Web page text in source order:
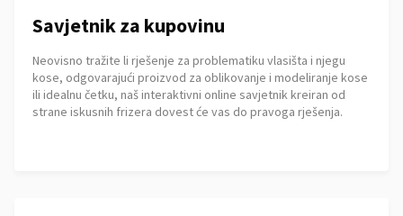
Savjetnik za kupovinu
Neovisno tražite li rješenje za problematiku vlasišta i njegu
kose, odgovarajući proizvod za oblikovanje i modeliranje kose
ili idealnu četku, naš interaktivni online savjetnik kreiran od
strane iskusnih frizera dovest će vas do pravoga rješenja.